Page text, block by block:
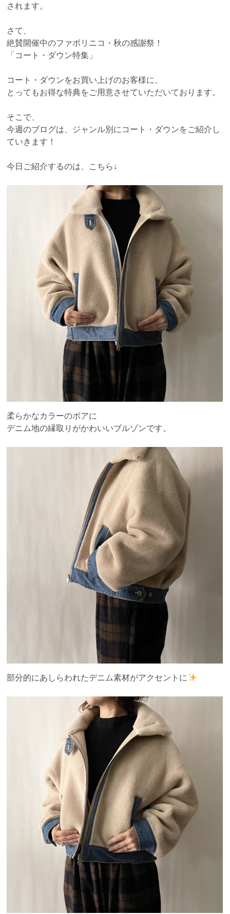
されます。
さて、
絶賛開催中のファボリニコ・秋の感謝祭！
「コート・ダウン特集」
コート・ダウンをお買い上げのお客様に、
とってもお得な特典をご用意させていただいております。
そこで、
今週のブログは、ジャンル別にコート・ダウンをご紹介し
ていきます！
今日ご紹介するのは、こちら↓
柔らかなカラーのボアに
デニム地の縁取りがかわいいブルゾンです。
部分的にあしらわれたデニム素材がアクセントに